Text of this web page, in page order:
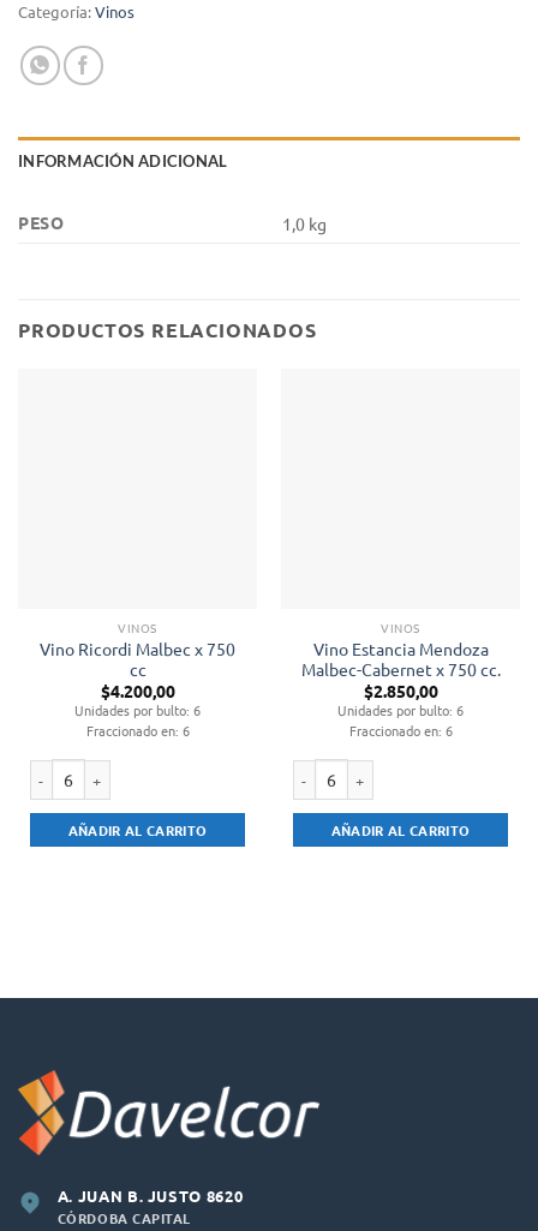
Categoría:Vinos
INFORMACIÓN ADICIONAL
PESO 1,0 kg
PRODUCTOS RELACIONADOS
VINOS
Vino Ricordi Malbec x 750
cc
$4.200,00
Unidades por bulto: 6
Fraccionado en: 6
AÑADIR AL CARRITO
VINOS
Vino Estancia Mendoza
Malbec-Cabernet x 750 cc.
$2.850,00
Unidades por bulto: 6
Fraccionado en: 6
AÑADIR AL CARRITO
A. JUAN B. JUSTO 8620
CÓRDOBA CAPITAL